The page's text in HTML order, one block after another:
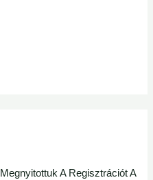
A Regisztrációt A